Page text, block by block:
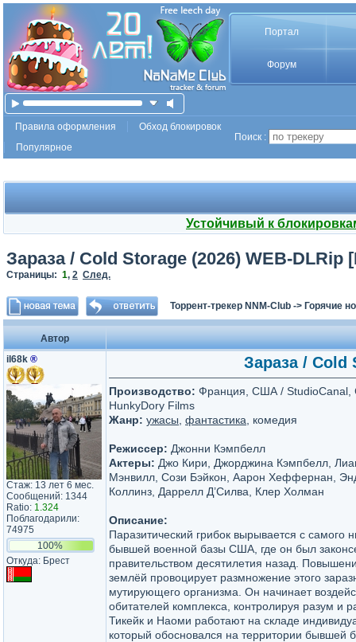
Портал
Форум
Правила оформления
Обход блокировок
Популярное
Поиск :
Устойчивый к
Зараза / Cold Storage (2026) WEB-DLRip
Страницы: 1, 2 След.
Торрент-трекер NNM-Club -> Горячие
Автор
il68k ®
Стаж: 13 лет 6 мес.
Сообщений: 1344
Ratio: 1.324
Поблагодарили:
74975
100%
Откуда: Брест
Зараза / Cold
Производство: Франция, США / StudioCanal,
HunkyDory Films
Жанр: ужасы фантастика , комедия
Режиссер: Джонни Кэмпбелл
Актеры: Джо Кири, Джорджина Кэмпбелл,
Мэнвилл, Сози Бэйкон, Аарон Хеффернан,
Коллинз, Даррелл Д’Силва, Клер Холман
Описание:
Паразитический грибок вырывается с самого
бывшей военной базы США, где он был
правительством десятилетия назад.
землёй провоцирует размножение этого
мутирующего организма. Он начинает
обитателей комплекса, контролируя разум и
Тикейк и Наоми работают на складе
который обосновался на территории бывшей